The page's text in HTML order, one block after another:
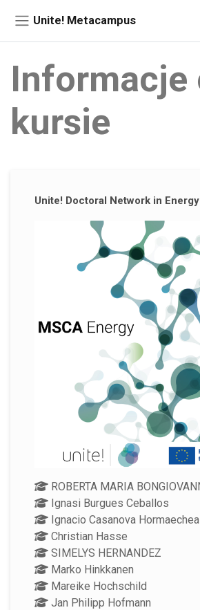
Unite! Metacampus
Informacje
kursie
Unite! Doctoral Network in
ROBERTA MARIA
Ignasi Burgues Ceballos
Ignacio Casanova Hormaechea
Christian Hasse
SIMELYS HERNANDEZ
Marko Hinkkanen
Mareike Hochschild
Jan Philipp Hofmann